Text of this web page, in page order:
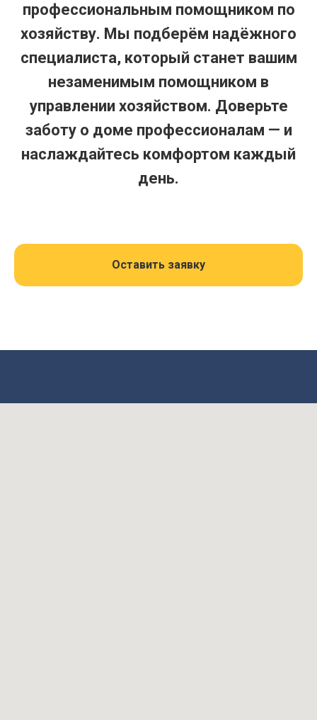
профессиональным помощником по
хозяйству. Мы подберём надёжного
специалиста, который станет вашим
незаменимым помощником в
управлении хозяйством. Доверьте
заботу о доме профессионалам — и
наслаждайтесь комфортом каждый
день.
Оставить заявку